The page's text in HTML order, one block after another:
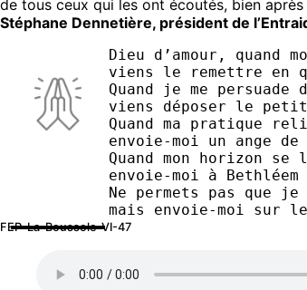
de tous ceux qui les ont écoutés, bien après
Stéphane Dennetière, président de
Dieu d’amour, quand
viens le remettre en
Quand je me
viens déposer le
Quand ma pratique
envoie-moi un ange
Quand mon horizon
envoie-moi à
Ne permets pas que je
mais envoie-moi sur
FEP-La-Boussole-VI-47